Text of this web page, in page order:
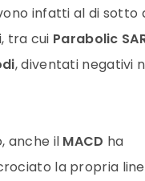
infatti al di sotto
tra cui Parabolic
, diventati negativi
anche il MACD ha
la propria